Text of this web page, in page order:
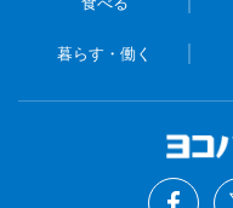
暮らす・働く